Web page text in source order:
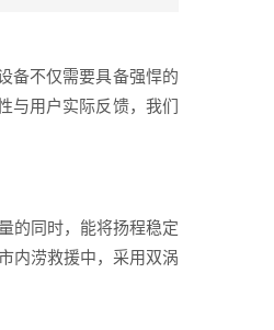
备不仅需要具备强悍的
与用户实际反馈，我们
的同时，能将扬程稳定
内涝救援中，采用双涡